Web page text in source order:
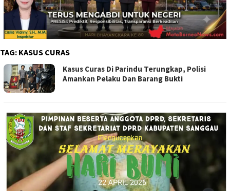
TAG: KASUS CURAS
Kasus Curas Di Parindu Terungkap, Polisi
Amankan Pelaku Dan Barang Bukti